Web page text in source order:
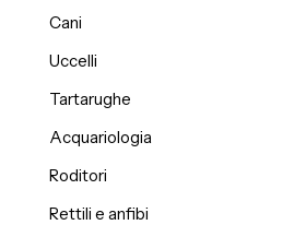
Cani
Uccelli
Tartarughe
Acquariologia
Roditori
Rettili e anfibi